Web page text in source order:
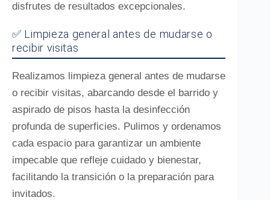
disfrutes de resultados excepcionales.
✅ Limpieza general antes de mudarse o
recibir visitas
Realizamos limpieza general antes de mudarse
o recibir visitas, abarcando desde el barrido y
aspirado de pisos hasta la desinfección
profunda de superficies. Pulimos y ordenamos
cada espacio para garantizar un ambiente
impecable que refleje cuidado y bienestar,
facilitando la transición o la preparación para
invitados.